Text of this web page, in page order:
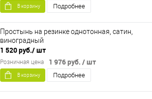
В корзину Подробнее
Простынь на резинке однотонная, сатин,
виноградный
1 520 руб./ шт
1 976 руб. / шт
Розничная цена
В корзину Подробнее